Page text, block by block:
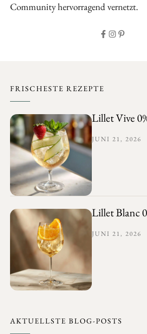
Community hervorragend vernetzt.
FRISCHESTE REZEPTE
Lillet Vive
JUNI 21, 2026
Lillet Blanc
JUNI 21, 2026
AKTUELLSTE BLOG-POSTS